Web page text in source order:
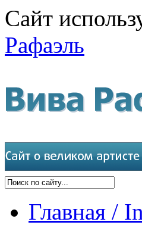
Сайт
Рафаэль
Главная /